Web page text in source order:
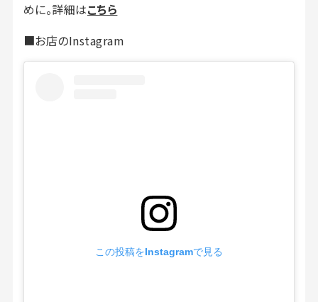
めに。詳細はこちら
■お店のInstagram
この投稿をInstagramで見る